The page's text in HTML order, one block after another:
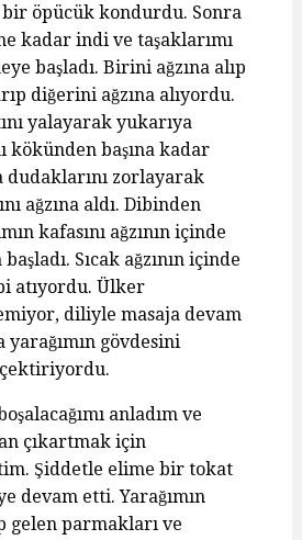
bir öpücük kondurdu. Sonra
kadar indi ve taşaklarımı
başladı. Birini ağzına alıp
diğerini ağzına alıyordu.
yalayarak yukarıya
kökünden başına kadar
dudaklarını zorlayarak
ağzına aldı. Dibinden
kafasını ağzının içinde
Sıcak ağzının içinde
atıyordu. Ülker
diliyle masaja devam
gövdesini
çektiriyordu.
anladım ve
çıkartmak için
Şiddetle elime bir tokat
devam etti. Yarağımın
gelen parmakları ve